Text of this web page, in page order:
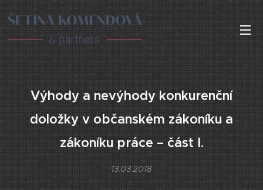
Výhody a nevýhody konkurenční
doložky v občanském zákoníku a
zákoníku práce – část I.
13.03.2018